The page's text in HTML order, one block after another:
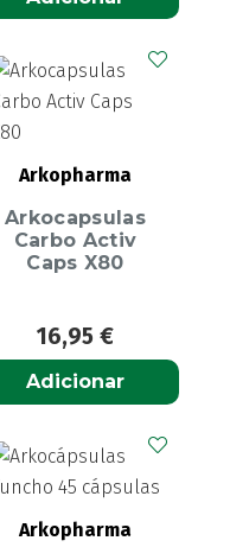
Arkopharma
Arkocapsulas
Carbo Activ
Caps X80
16,95 €
Adicionar
Arkopharma